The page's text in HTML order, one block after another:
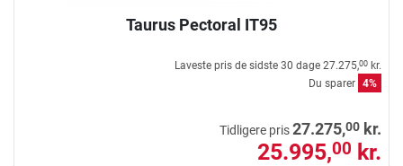
Taurus Pectoral IT95
Laveste pris de sidste 30 dage 27.275,00 kr.
Du sparer 4%
Tidligere pris27.275,00 kr.
25.995,00 kr.